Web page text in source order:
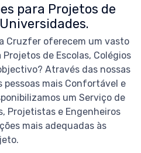
para Projetos de
Cruzfer oferecem um vasto
de Escolas, Colégios
Através das nossas
pessoas mais Confortável e
um Serviço de
Projetistas e Engenheiros
mais adequadas às